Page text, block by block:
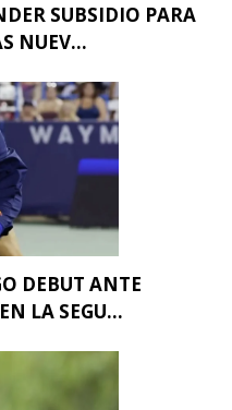
SUBSIDIO PARA
NUEV...
DEBUT ANTE
LA SEGU...